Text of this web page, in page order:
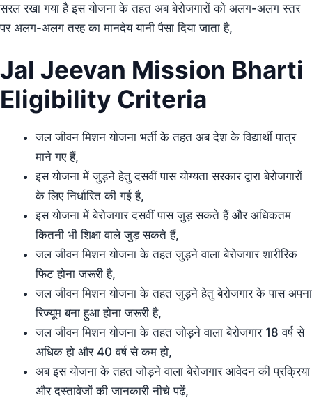
सरल रखा गया है इस योजना के तहत अब बेरोजगारों को अलग-अलग स्तर
पर अलग-अलग तरह का मानदेय यानी पैसा दिया जाता है,
Jal Jeevan Mission Bharti
Eligibility Criteria
जल जीवन मिशन योजना भर्ती के तहत अब देश के विद्यार्थी पात्र
माने गए हैं,
इस योजना में जुड़ने हेतु दसवीं पास योग्यता सरकार द्वारा बेरोजगारों
के लिए निर्धारित की गई है,
इस योजना में बेरोजगार दसवीं पास जुड़ सकते हैं और अधिकतम
कितनी भी शिक्षा वाले जुड़ सकते हैं,
जल जीवन मिशन योजना के तहत जुड़ने वाला बेरोजगार शारीरिक
फिट होना जरूरी है,
जल जीवन मिशन योजना के तहत जुड़ने हेतु बेरोजगार के पास अपना
रिज्यूम बना हुआ होना जरूरी है,
जल जीवन मिशन योजना के तहत जोड़ने वाला बेरोजगार 18 वर्ष से
अधिक हो और 40 वर्ष से कम हो,
अब इस योजना के तहत जोड़ने वाला बेरोजगार आवेदन की प्रक्रिया
और दस्तावेजों की जानकारी नीचे पढ़ें,